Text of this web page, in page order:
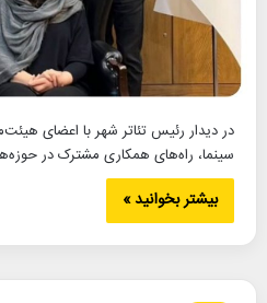
در دیدار رئیس تئاتر شهر با اعضای
سینما، راه‌های همکاری مشترک در
بیشتر بخوانید »